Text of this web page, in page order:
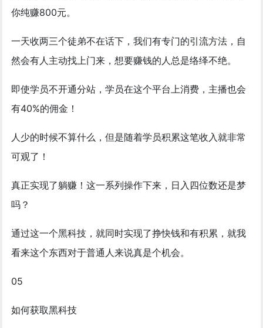
你纯赚800元。
一天收两三个徒弟不在话下，我们有专门的引流方法，自
然会有人主动找上门来，想要赚钱的人总是络绎不绝。
即使学员不开通分站，学员在这个平台上消费，主播也会
有40%的佣金！
人少的时候不算什么，但是随着学员积累这笔收入就非常
可观了！
真正实现了躺赚！这一系列操作下来，日入四位数还是梦
吗？
通过这一个黑科技，就同时实现了挣快钱和有积累，就我
看来这个东西对于普通人来说真是个机会。
05
如何获取黑科技